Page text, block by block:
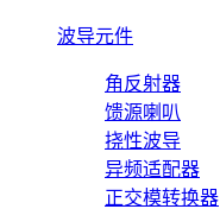
波导元件
角反射器
馈源喇叭
挠性波导
异频适配器
正交模转换器